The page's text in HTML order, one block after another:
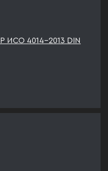
ИСО 4014-2013 DIN